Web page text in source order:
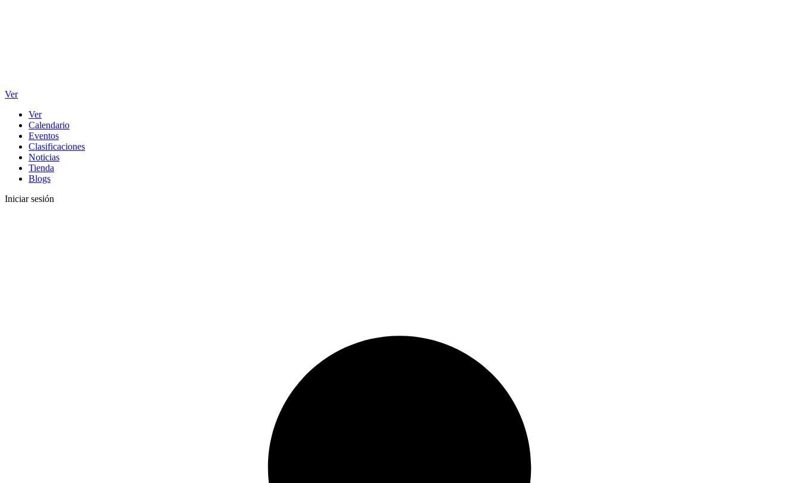
Ver
Ver
Calendario
Eventos
Clasificaciones
Noticias
Tienda
Blogs
Iniciar sesión